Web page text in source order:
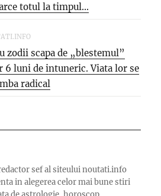
totul la timpul...
zodii scapa de „blestemul”
6 luni de intuneric. Viata lor se
radical
sef al siteului noutati.info
in alegerea celor mai bune stiri